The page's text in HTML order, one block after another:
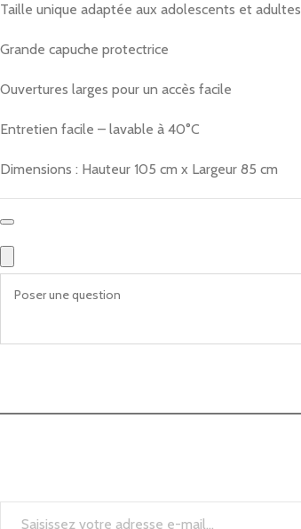
Taille unique adaptée aux adolescents et adultes
Grande capuche protectrice
Ouvertures larges pour un accès facile
Entretien facile – lavable à 40°C
Dimensions : Hauteur 105 cm x Largeur 85 cm